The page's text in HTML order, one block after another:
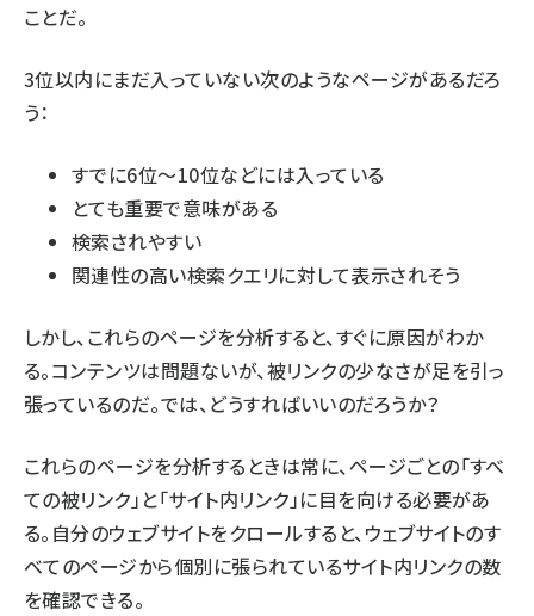
ことだ。
3位以内にまだ入っていない次のようなページがあるだろ
う：
すでに6位～10位などには入っている
とても重要で意味がある
検索されやすい
関連性の高い検索クエリに対して表示されそう
しかし、これらのページを分析すると、すぐに原因がわか
る。コンテンツは問題ないが、被リンクの少なさが足を引っ
張っているのだ。では、どうすればいいのだろうか？
これらのページを分析するときは常に、ページごとの「すべ
ての被リンク」と「サイト内リンク」に目を向ける必要があ
る。自分のウェブサイトをクロールすると、ウェブサイトのす
べてのページから個別に張られているサイト内リンクの数
を確認できる。